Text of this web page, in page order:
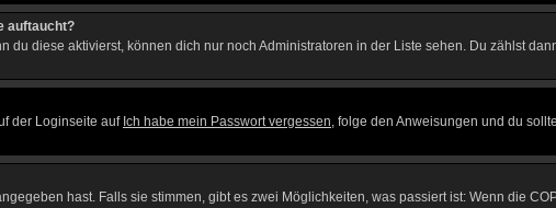
auftaucht?
du diese aktivierst, können dich nur noch Administratoren in der Liste sehen. Du zählst
der Loginseite auf Ich habe mein Passwort vergessen, folge den Anweisungen und du
hast. Falls sie stimmen, gibt es zwei Möglichkeiten, was passiert ist: Wenn die